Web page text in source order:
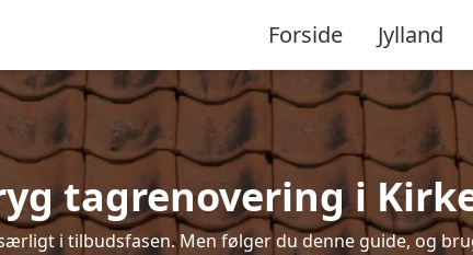
Forside Jylland
tagrenovering i
i tilbudsfasen. Men følger du denne guide, og